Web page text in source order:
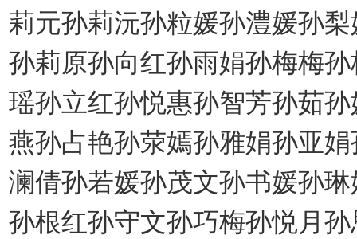
莉元孙莉沅孙粒媛孙澧媛孙
孙莉原孙向红孙雨娟孙梅梅
瑶孙立红孙悦惠孙智芳孙茹
燕孙占艳孙荥嫣孙雅娟孙亚
澜倩孙若媛孙茂文孙书媛孙
孙根红孙守文孙巧梅孙悦月